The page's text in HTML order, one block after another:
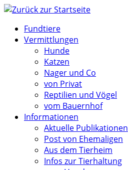
Zum
springenFundtiere
Vermittlungen
Hunde
Katzen
Nager und Co
von Privat
Reptilien und Vögel
vom Bauernhof
Informationen
Aktuelle Publikationen
Post von Ehemaligen
Aus dem Tierheim
Infos zur Tierhaltung